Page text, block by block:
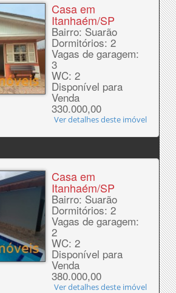
Casa em
Itanhaém/SP
Bairro: Suarão
Dormitórios: 2
Vagas de garagem:
3
WC: 2
Disponível para
Venda
330.000,00
Ver detalhes deste imóvel
Casa em
Itanhaém/SP
Bairro: Suarão
Dormitórios: 2
Vagas de garagem:
2
WC: 2
Disponível para
Venda
380.000,00
Ver detalhes deste imóvel